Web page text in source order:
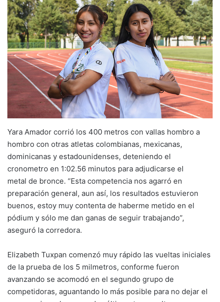
Yara Amador corrió los 400 metros con vallas hombro a
hombro con otras atletas colombianas, mexicanas,
dominicanas y estadounidenses, deteniendo el
cronometro en 1:02.56 minutos para adjudicarse el
metal de bronce. “Esta competencia nos agarró en
preparación general, aun así, los resultados estuvieron
buenos, estoy muy contenta de haberme metido en el
pódium y sólo me dan ganas de seguir trabajando”,
aseguró la corredora.
Elizabeth Tuxpan comenzó muy rápido las vueltas iniciales
de la prueba de los 5 milmetros, conforme fueron
avanzando se acomodó en el segundo grupo de
competidoras, aguantando lo más posible para no dejar el